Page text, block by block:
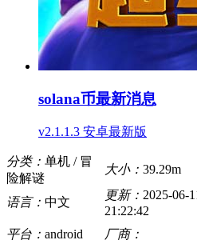
solana币最新消息
v2.1.1.3 安卓最新版
分类： 单机 / 冒
险解谜
大小： 39.29m
语言： 中文
更新： 2025-06-
21:22:42
平台： android 厂商：